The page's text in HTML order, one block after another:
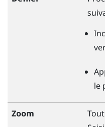
le
Zoom